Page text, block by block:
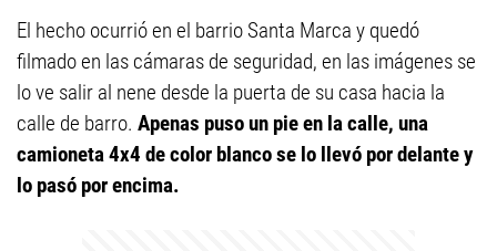
El hecho ocurrió en el barrio Santa Marca y quedó
filmado en las cámaras de seguridad, en las imágenes se
lo ve salir al nene desde la puerta de su casa hacia la
calle de barro. Apenas puso un pie en la calle, una
camioneta 4x4 de color blanco se lo llevó por delante y
lo pasó por encima.